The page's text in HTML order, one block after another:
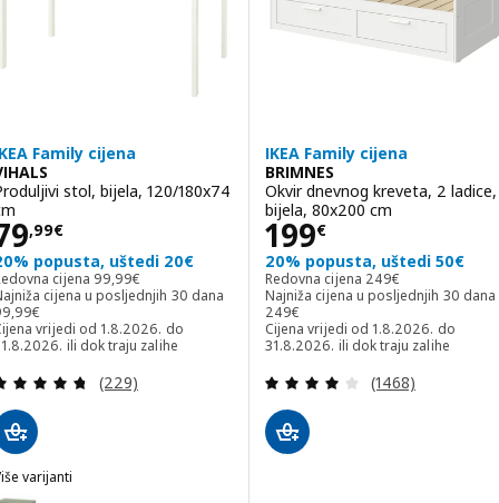
Family cijena
stol, bijela, 120/180x74
,99€ 79,99€
popusta, uštedi 20€
cijena 99,99€
Redovna cijena 99,99€
cijena u posljednjih 30 dana
,99€ cijena u posljednjih 30 dana 99,99€
vrijedi od 1.8.2026. do
ili dok traju zalihe
Revizija: 4.7 od 5 zvjezdica. Ukupno recenzija:
(229)
varijanti
IKEA Family cijena
BRIMNES
Okvir dnevnog kreveta, 2 ladice,
bijela, 80x200 cm
199€
Cijena 199€
20% popusta, uštedi 50€
Redovna cijena 249€
Redovna cijena 249€
Najniža cijena u posljednjih 30 dana
249€
Najniža cijena u posljednjih 30
Cijena vrijedi od 1.8.2026. do
31.8.2026. ili dok traju zalihe
Revizija: 4 od
(1468)